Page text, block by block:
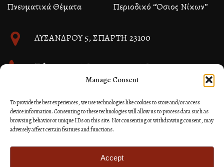
Manage Consent
To provide the best experiences, we use technologies like cookies to store and/or access
device information. Consenting to these technologies will allow us to process data such as
browsing behavior or unique IDs on this site. Not consenting or withdrawing consent, may
adversely affect certain features and functions.
Accept
Πνευματικά Θέματα
Περιοδικό “Όσιος Νίκων”
ΛΥΣΑΝΔΡΟΥ 5, ΣΠΑΡΤΗ 23100
Τηλ. 27310 26580 και 27310 26581